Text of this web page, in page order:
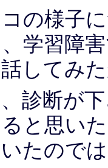
の様子
学習障
してみ
診断が
と思い
たので